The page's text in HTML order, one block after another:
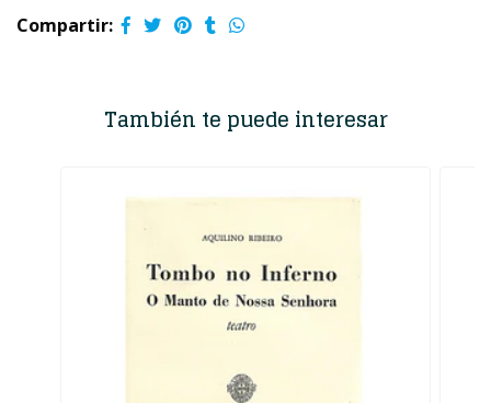
Compartir:
También te puede interesar